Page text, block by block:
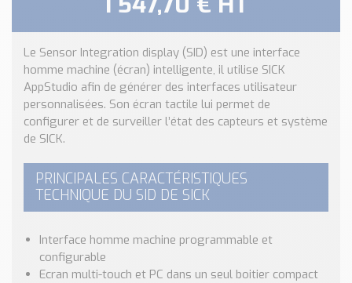
Nos Réalisations
Catalogue des essentiels pour les brasseries et micro-
brasseries
Contact & Devis
Devis, Tarifs, Renseignements techniques
Le Sensor Integration display (SID) est une interface
homme machine (écran) intelligente, il utilise SICK
AppStudio afin de générer des interfaces utilisateur
personnalisées. Son écran tactile lui permet de
configurer et de surveiller l’état des capteurs et système
de SICK.
PRINCIPALES CARACTÉRISTIQUES
TECHNIQUE DU SID DE SICK
Interface homme machine programmable et
configurable
Ecran multi-touch et PC dans un seul boitier compact